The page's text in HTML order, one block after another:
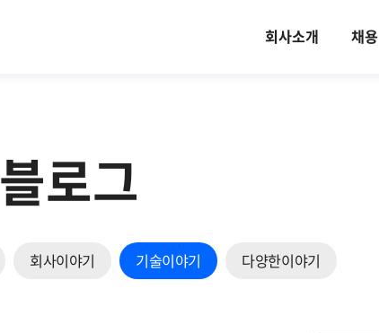
회사소개 채용
블로그
회사이야기 기술이야기 다양한이야기